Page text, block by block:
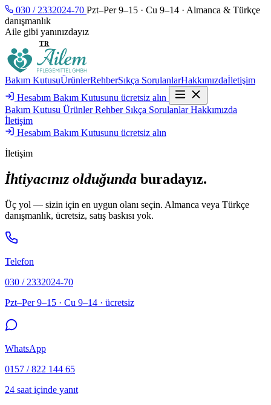
030 / 2332024-70 Pzt–Per 9–15 · Cu 9–14 · Almanca & Türkçe
danışmanlık
Aile gibi yanınızdayız
TR
Bakım KutusuÜrünlerRehberSıkça SorulanlarHakkımızdaİletişim
Hesabım Bakım Kutusunu ücretsiz alın
Bakım Kutusu ÜrünlerRehber Sıkça SorulanlarHakkımızda
İletişim
Hesabım Bakım Kutusunu ücretsiz alın
İletişim
İhtiyacınız olduğunda buradayız.
Üç yol — sizin için en uygun olanı seçin. Almanca veya Türkçe
danışmanlık, ücretsiz, satış baskısı yok.
Telefon
030 / 2332024-70
Pzt–Per 9–15 · Cu 9–14 · ücretsiz
WhatsApp
0157 / 822 144 65
24 saat içinde yanıt